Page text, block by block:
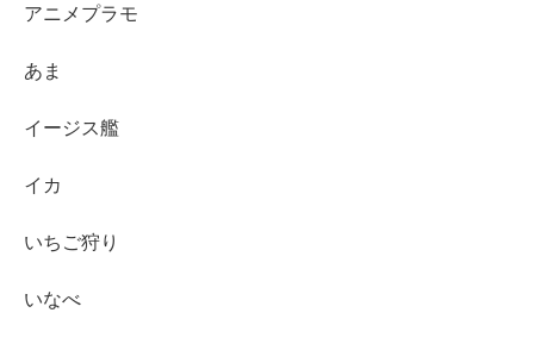
アニメプラモ
あま
イージス艦
イカ
いちご狩り
いなべ